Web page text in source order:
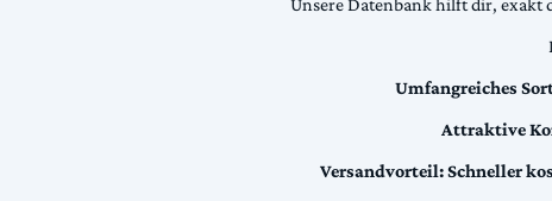
Unsere Datenbank hilft dir, exakt
Umfangreiches
Attraktive
Versandvorteil:Schneller